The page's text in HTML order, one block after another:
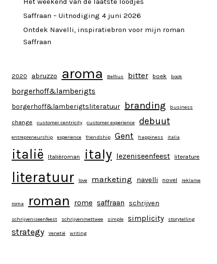
Saffraan – Uitnodiging 4 juni 2026
Ontdek Navelli, inspiratiebron voor mijn roman
Saffraan
2020 abruzzo aroma Belfius bitter boek book
borgerhoff&lamberigts
borgerhoff&lamberigtsliteratuur branding business
change customer centricity customer experience debuut
entrepreneurship experience friendship Gent happiness italia
italië Italiëroman italy lezeniseenfeest literature
literatuur love marketing navelli novel reklame
roma roman rome saffraan schrijven
schrijveniseenfeest schrijvenmettwee simple simplicity storytelling
strategy Venetië writing